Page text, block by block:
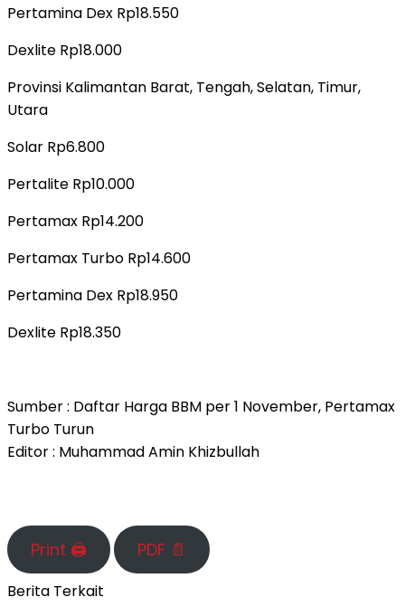
Pertamina Dex Rp18.550
Dexlite Rp18.000
Provinsi Kalimantan Barat, Tengah, Selatan, Timur,
Utara
Solar Rp6.800
Pertalite Rp10.000
Pertamax Rp14.200
Pertamax Turbo Rp14.600
Pertamina Dex Rp18.950
Dexlite Rp18.350
Sumber : Daftar Harga BBM per 1 November, Pertamax
Turbo Turun
Editor : Muhammad Amin Khizbullah
Print 🖨 PDF 📄
Berita Terkait